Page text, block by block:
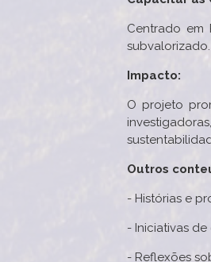
Centrado em
subvalorizado.
Impacto:
O projeto
Outros
- Histórias e
- Iniciativas
- Reflexões